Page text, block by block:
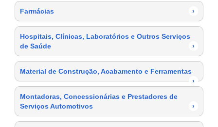
Farmácias ›
Hospitais, Clínicas, Laboratórios e Outros Serviços
de Saúde
›
Material de Construção, Acabamento e Ferramentas
›
Montadoras, Concessionárias e Prestadores de
Serviços Automotivos
›